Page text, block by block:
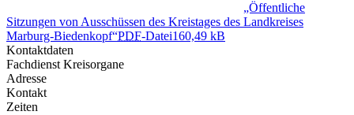
„Öffentliche
Sitzungen von Ausschüssen des Kreistages des Landkreises
Marburg-Biedenkopf“PDF-Datei160,49 kB
Kontaktdaten
Fachdienst Kreisorgane
Adresse
Kontakt
Zeiten